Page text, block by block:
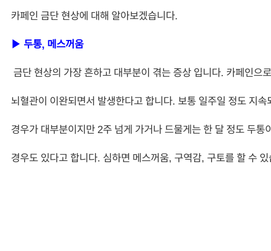
카페인 금단 현상에 대해 알아보겠습니다.
▶ 두통, 메스꺼움
금단 현상의 가장 흔하고 대부분이 겪는 증상 입니다. 카페인으
뇌혈관이 이완되면서 발생한다고 합니다. 보통 일주일 정도 지속
경우가 대부분이지만 2주 넘게 가거나 드물게는 한 달 정도 두통
경우도 있다고 합니다. 심하면 메스꺼움, 구역감, 구토를 할 수